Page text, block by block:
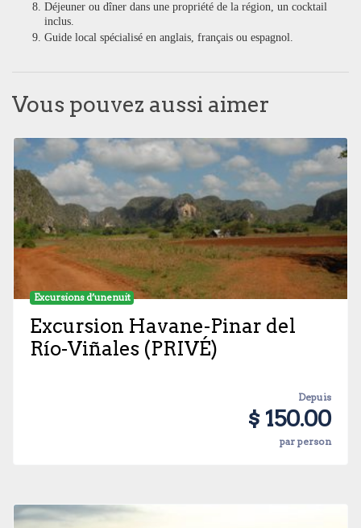
Déjeuner ou dîner dans une propriété de la région, un cocktail
inclus.
Guide local spécialisé en anglais, français ou espagnol.
Vous pouvez aussi aimer
Excursions d’une nuit
Excursion Havane-Pinar del
Río-Viñales (PRIVÉ)
Depuis
$ 150.00
par person